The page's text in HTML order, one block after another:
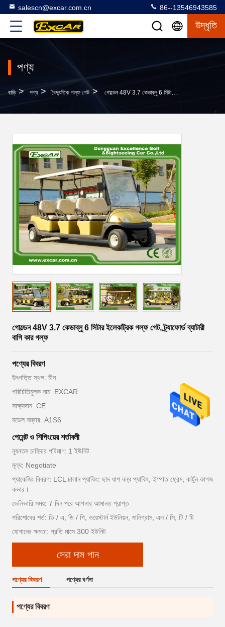
salescn@excar.com.cn 86--13546943585
উদ্ধৃতি
পণ্য
বাড়ি > পণ্য > বৈদ্যুতিক গল্ফ গেট > গোল্ডেন 48V 3.7 কেডাব্লু 6 সিটার ইলেকট্রিক গল্ফ গেট, ট্র্যাফোর্ড ব্যাটারী বাগি কার গল্ফ
গোল্ডেন 48V 3.7 কেডাব্লু 6 সিটার ইলেকট্রিক গল্ফ গেট, ট্র্যাফোর্ড ব্যাটারী
বাগি কার গল্ফ
পণ্যের বিবরণ
উৎপত্তি স্থল: চীন
পরিচিতিমুলক নাম: EXCAR
সাক্ষ্যদান: CE
মডেল নম্বার: A1S6
পেমেন্ট ও শিপিংয়ের শর্তাবলী
ন্যূনতম চাহিদার পরিমাণ: 1 ইউনিট
মূল্য: Negotiate
প্যাকেজিং বিবরণ: LCL চালান প্যাকিং: ছাদ ধাপ বন্ধ প্যাকিং, ইস্পাত ফ্রেম, কার্টুন কাগজ
কভার।
ডেলিভারি সময়: 7 দিন পরে আপনার আমানত প্রাপ্ত
পরিশোধের শর্ত: ডি / এ, ডি / পি, ওয়েস্টার্ন ইউনিয়ন, মানিগ্রাম, এল / সি, টি / টি
যোগানের ক্ষমতা: প্রতি মাসে 300 ইউনিট
সেরা দাম পান
পণ্যের বিবরণ পণ্যের বর্ণনা
পণ্যের বিবরণ